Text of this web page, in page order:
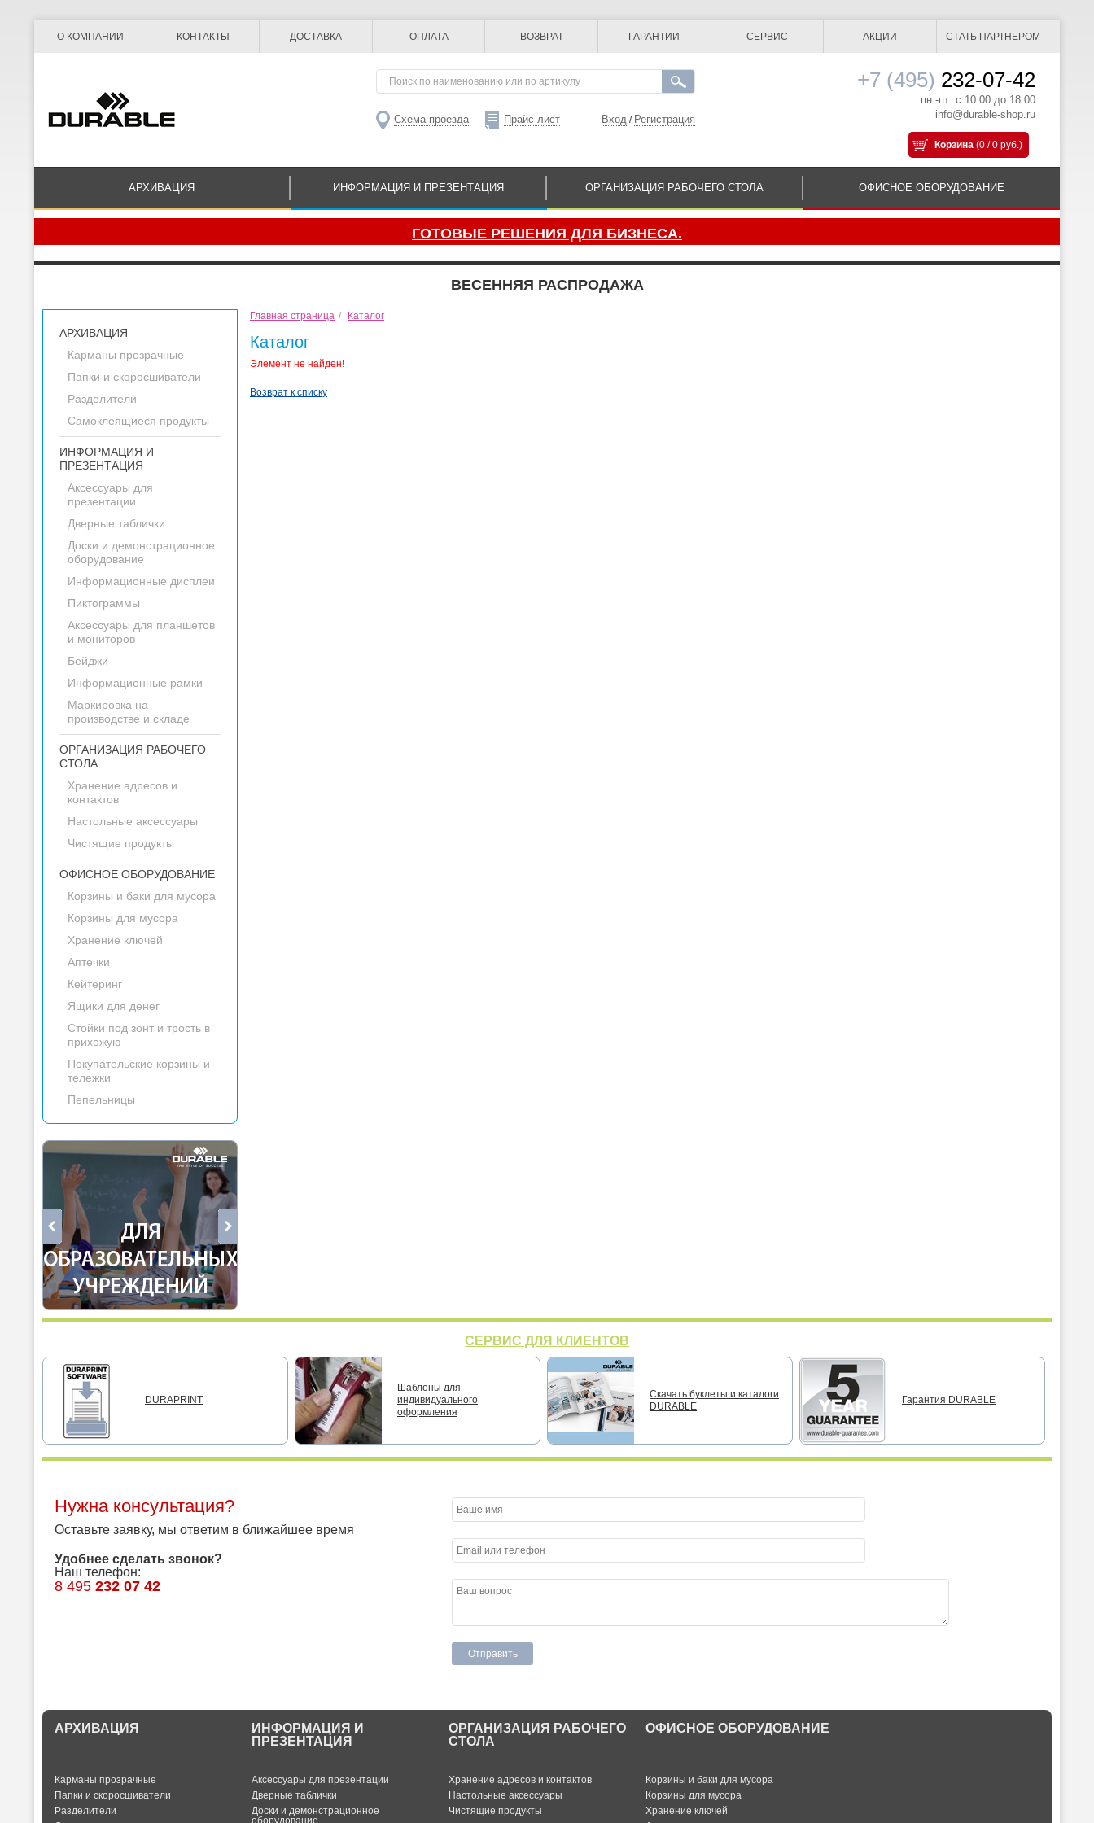
О КОМПАНИИ КОНТАКТЫ ДОСТАВКА ОПЛАТА ВОЗВРАТ ГАРАНТИИ СЕРВИС АКЦИИ СТАТЬ ПАРТНЕРОМ
Схема проезда Прайс-лист Вход / Регистрация
+7 (495) 232-07-42
пн.-пт: с 10:00 до 18:00
info@durable-shop.ru
Корзина (0 / 0 руб.)
АРХИВАЦИЯ ИНФОРМАЦИЯ И ПРЕЗЕНТАЦИЯ ОРГАНИЗАЦИЯ РАБОЧЕГО СТОЛА ОФИСНОЕ ОБОРУДОВАНИЕ
ГОТОВЫЕ РЕШЕНИЯ ДЛЯ БИЗНЕСА.
ВЕСЕННЯЯ РАСПРОДАЖА
АРХИВАЦИЯ
Карманы прозрачные
Папки и скоросшиватели
Разделители
Самоклеящиеся продукты
ИНФОРМАЦИЯ И
ПРЕЗЕНТАЦИЯ
Аксессуары для
презентации
Дверные таблички
Доски и демонстрационное
оборудование
Информационные дисплеи
Пиктограммы
Аксессуары для планшетов
и мониторов
Бейджи
Информационные рамки
Маркировка на
производстве и складе
ОРГАНИЗАЦИЯ РАБОЧЕГО
СТОЛА
Хранение адресов и
контактов
Настольные аксессуары
Чистящие продукты
ОФИСНОЕ ОБОРУДОВАНИЕ
Корзины и баки для мусора
Корзины для мусора
Хранение ключей
Аптечки
Кейтеринг
Ящики для денег
Стойки под зонт и трость в
прихожую
Покупательские корзины и
тележки
Пепельницы
Главная страница / Каталог
Каталог
Элемент не найден!
Возврат к списку
СЕРВИС ДЛЯ КЛИЕНТОВ
DURAPRINT
Шаблоны для
индивидуального
оформления
Скачать буклеты и каталоги
DURABLE
Гарантия DURABLE
Нужна консультация?
Оставьте заявку, мы ответим в ближайшее время
Удобнее сделать звонок?
Наш телефон:
8 495 232 07 42
АРХИВАЦИЯ
Карманы прозрачные
Папки и скоросшиватели
Разделители
ИНФОРМАЦИЯ И
ПРЕЗЕНТАЦИЯ
Аксессуары для презентации
Дверные таблички
Доски и демонстрационное
оборудование
ОРГАНИЗАЦИЯ РАБОЧЕГО
СТОЛА
Хранение адресов и контактов
Настольные аксессуары
Чистящие продукты
ОФИСНОЕ ОБОРУДОВАНИЕ
Корзины и баки для мусора
Корзины для мусора
Хранение ключей